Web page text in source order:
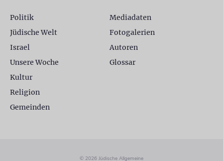
Politik
Jüdische Welt
Israel
Unsere Woche
Kultur
Religion
Gemeinden
Mediadaten
Fotogalerien
Autoren
Glossar
© 2026 Jüdische Allgemeine